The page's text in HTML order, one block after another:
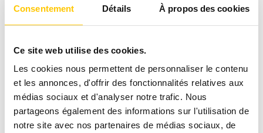
Consentement Détails À propos des cookies
Ce site web utilise des cookies.
Les cookies nous permettent de personnaliser le contenu
et les annonces, d'offrir des fonctionnalités relatives aux
médias sociaux et d'analyser notre trafic. Nous
partageons également des informations sur l'utilisation de
notre site avec nos partenaires de médias sociaux, de